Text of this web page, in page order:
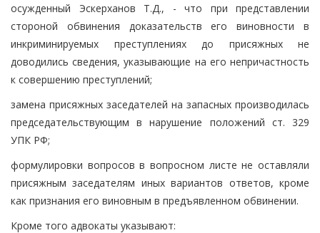
осужденный Эскерханов Т.Д., - что при представлении
стороной обвинения доказательств его виновности в
инкриминируемых преступлениях до присяжных не
доводились сведения, указывающие на его непричастность
к совершению преступлений;
замена присяжных заседателей на запасных производилась
председательствующим в нарушение положений ст. 329
УПК РФ;
формулировки вопросов в вопросном листе не оставляли
присяжным заседателям иных вариантов ответов, кроме
как признания его виновным в предъявленном обвинении.
Кроме того адвокаты указывают: